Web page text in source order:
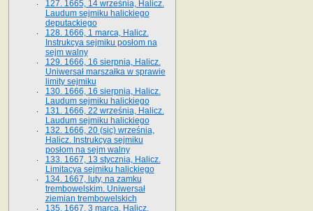
127. 1665, 14 września, Halicz.
Laudum sejmiku halickiego
deputackiego
128. 1666, 1 marca, Halicz.
Instrukcya sejmiku posłom na
sejm walny
129. 1666, 16 sierpnia, Halicz.
Uniwersał marszałka w sprawie
limity sejmiku
130. 1666, 16 sierpnia, Halicz.
Laudum sejmiku halickiego
131. 1666, 22 września, Halicz.
Laudum sejmiku halickiego
132. 1666, 20 (sic) września,
Halicz. Instrukcya sejmiku
posłom na sejm walny
133. 1667, 13 stycznia, Halicz.
Limitacya sejmiku halickiego
134. 1667, luty, na zamku
trembowelskim. Uniwersał
ziemian trembowelskich
135. 1667, 3 marca, Halicz.